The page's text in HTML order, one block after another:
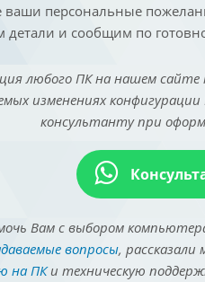
ваши персональные
детали и сообщим по
любого ПК на нашем сайте
изменениях
консультанту при
Вам с выбором
вопросы, рассказали
на ПКи техническую